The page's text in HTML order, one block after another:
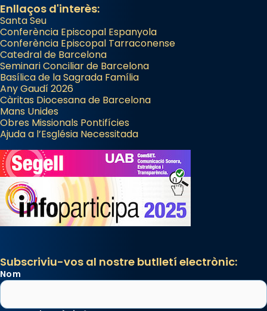
Enllaços d'interès:
Santa Seu
Conferència Episcopal Espanyola
Conferència Episcopal Tarraconense
Catedral de Barcelona
Seminari Conciliar de Barcelona
Basílica de la Sagrada Família
Any Gaudí 2026
Càritas Diocesana de Barcelona
Mans Unides
Obres Missionals Pontifícies
Ajuda a l’Església Necessitada
Subscriviu-vos al nostre butlletí electrònic:
Nom